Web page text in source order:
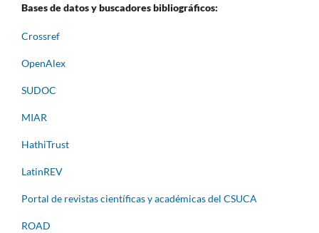
Bases de datos y buscadores bibliográficos:
Crossref
OpenAlex
SUDOC
MIAR
HathiTrust
LatinREV
Portal de revistas científicas y académicas del CSUCA
ROAD